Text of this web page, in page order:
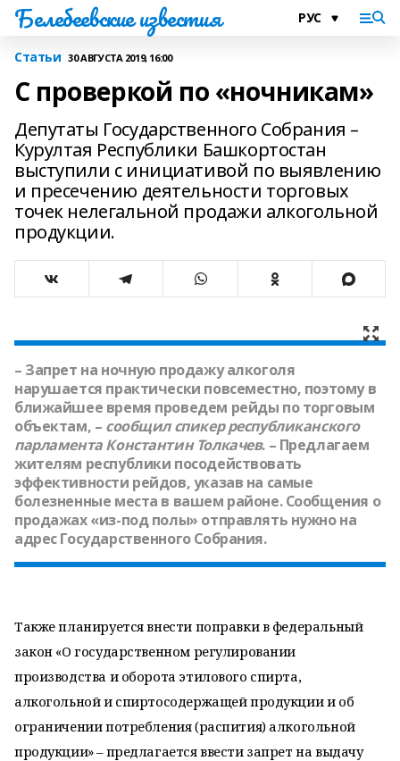
Белебеевские известия
Статьи 30 АВГУСТА 2019, 16:00
С проверкой по «ночникам»
Депутаты Государственного Собрания –
Курултая Республики Башкортостан
выступили с инициативой по выявлению
и пресечению деятельности торговых
точек нелегальной продажи алкогольной
продукции.
– Запрет на ночную продажу алкоголя
нарушается практически повсеместно, поэтому в
ближайшее время проведем рейды по торговым
объектам, – сообщил спикер республиканского
парламентаКонстантин Толкачев. – Предлагаем
жителям республики посодействовать
эффективности рейдов, указав на самые
болезненные места в вашем районе. Сообщения о
продажах «из-под полы» отправлять нужно на
адрес Государственного Собрания.
Также планируется внести поправки в федеральный
закон «О государственном регулировании
производства и оборота этилового спирта,
алкогольной и спиртосодержащей продукции и об
ограничении потребления (распития) алкогольной
продукции» – предлагается ввести запрет на выдачу